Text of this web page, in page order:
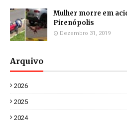
Mulher morre em
Pirenópolis
Dezembro 31, 2019
Arquivo
2026
2025
2024